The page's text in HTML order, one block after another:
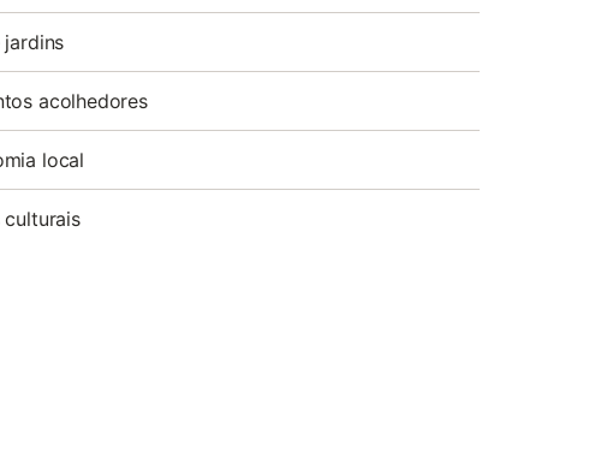
jardins
acolhedores
local
culturais